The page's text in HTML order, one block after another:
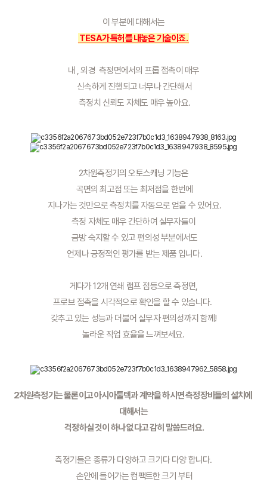
이 부분에 대해서는
TESA가 특허를 내놓은 기술이죠.
내 , 외경  측정면에서의 프롭 접촉이 매우
신속하게 진행되고 너무나 간단해서
측정치 신뢰도 자체도 매우 높아요.
2차원측정기의 오토스캐닝 기능은
곡면의 최고점 또는 최저점을 한번에
지나가는 것만으로 측정치를 자동으로 얻을 수 있어요.
측정 자체도 매우 간단하여 실무자들이
금방 숙지할 수 있고 편의성 부분에서도
언제나 긍정적인 평가를 받는 제품 입니다.
게다가 12개 연쇄 램프 점등으로 측정면,
프로브 접촉을 시각적으로 확인을 할 수 있습니다.
갖추고 있는 성능과 더불어 실무자 편의성까지 함께!
놀라운 작업 효율을 느껴보세요.
2차원측정기는 물론이고 아시아툴텍과 계약을 하시면 측정장비들의 설치에
대해서는
걱정하실 것이 하나 없다고 감히 말씀드려요.
측정기들은 종류가 다양하고 크기다 다양 합니다.
손안에 들어가는 컴팩트한 크기 부터